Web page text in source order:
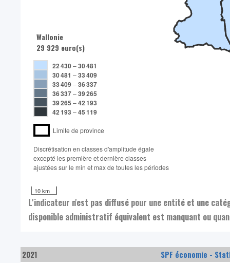
Wallonie
29 929 euro(s)
22 430–30 481
30 481 –33 409
33 409–36 337
36 337–39 265
39 265 –42 193
42 193 –45 119
Limite de province
Discrétisation en classes d'amplitude égale​
excepté les première et dernière classes
ajustées sur le min et max de toutes les périodes
10 km
L'indicateur n'est pas diffusé pour une entité et une
disponible administratif équivalent est manquant ou
2021 SPF économie -